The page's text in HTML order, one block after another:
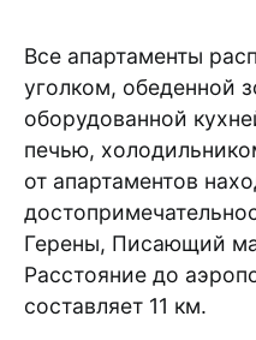
Все апартаменты
уголком, обеденной
оборудованной
печью,
от апартаментов
Герены, Писающий
Расстояние до
составляет 11 км.